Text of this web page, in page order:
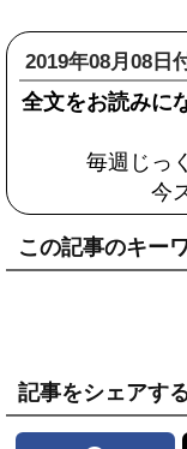
2019年08月08日
全文をお読みに
毎週じっ
今
この記事のキー
記事をシェアす